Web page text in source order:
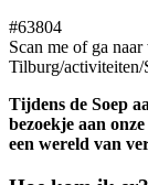
#63804
Scan me of ga
Tilburg/activiteiten/
Tijdens de Soep
bezoekje aan
een wereld van